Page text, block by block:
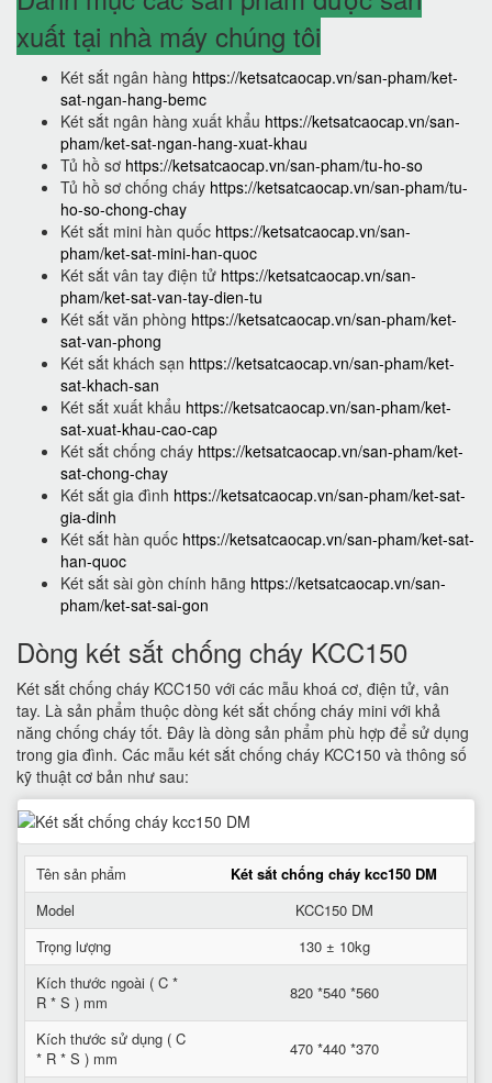
xuất tại nhà máy chúng tôi
Két sắt ngân hàng https://ketsatcaocap.vn/san-pham/ket-
sat-ngan-hang-bemc
Két sắt ngân hàng xuất khẩu https://ketsatcaocap.vn/san-
pham/ket-sat-ngan-hang-xuat-khau
Tủ hồ sơ https://ketsatcaocap.vn/san-pham/tu-ho-so
Tủ hồ sơ chống cháy https://ketsatcaocap.vn/san-pham/tu-
ho-so-chong-chay
Két sắt mini hàn quốc https://ketsatcaocap.vn/san-
pham/ket-sat-mini-han-quoc
Két sắt vân tay điện tử https://ketsatcaocap.vn/san-
pham/ket-sat-van-tay-dien-tu
Két sắt văn phòng https://ketsatcaocap.vn/san-pham/ket-
sat-van-phong
Két sắt khách sạn https://ketsatcaocap.vn/san-pham/ket-
sat-khach-san
Két sắt xuất khẩu https://ketsatcaocap.vn/san-pham/ket-
sat-xuat-khau-cao-cap
Két sắt chống cháy https://ketsatcaocap.vn/san-pham/ket-
sat-chong-chay
Két sắt gia đình https://ketsatcaocap.vn/san-pham/ket-sat-
gia-dinh
Két sắt hàn quốc https://ketsatcaocap.vn/san-pham/ket-sat-
han-quoc
Két sắt sài gòn chính hãng https://ketsatcaocap.vn/san-
pham/ket-sat-sai-gon
Dòng két sắt chống cháy KCC150
Két sắt chống cháy KCC150 với các mẫu khoá cơ, điện tử, vân
tay. Là sản phẩm thuộc dòng két sắt chống cháy mini với khả
năng chống cháy tốt. Đây là dòng sản phẩm phù hợp để sử dụng
trong gia đình. Các mẫu két sắt chống cháy KCC150 và thông số
kỹ thuật cơ bản như sau:
Tên sản phẩm
Két sắt chống cháy kcc150 DM
Model
KCC150 DM
Trọng lượng
130 ± 10kg
Kích thước ngoài ( C *
R * S ) mm
820 *540 *560
Kích thước sử dụng ( C
* R * S ) mm
470 *440 *370